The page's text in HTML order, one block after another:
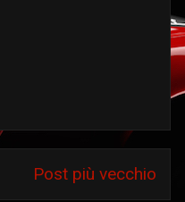
Post più vecchio